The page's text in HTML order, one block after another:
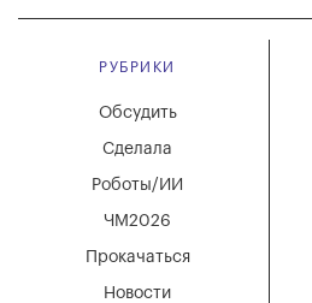
РУБРИКИ
Новости
Обсудить
Сделала
Роботы/ИИ
ЧМ2026
Прокачаться